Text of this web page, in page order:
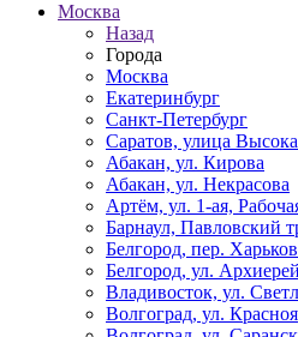
Москва
Назад
Города
Москва
Екатеринбург
Санкт-Петербург
Саратов, улица
Абакан, ул. Кирова
Абакан, ул. Некрасова
Артём, ул. 1-ая,
Барнаул, Павловский
Белгород, пер.
Белгород, ул.
Владивосток, ул.
Волгоград, ул.